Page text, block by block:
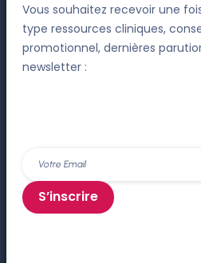
Vous souhaitez recevoir une
type ressources cliniques,
promotionnel, dernières
newsletter :
S’inscrire